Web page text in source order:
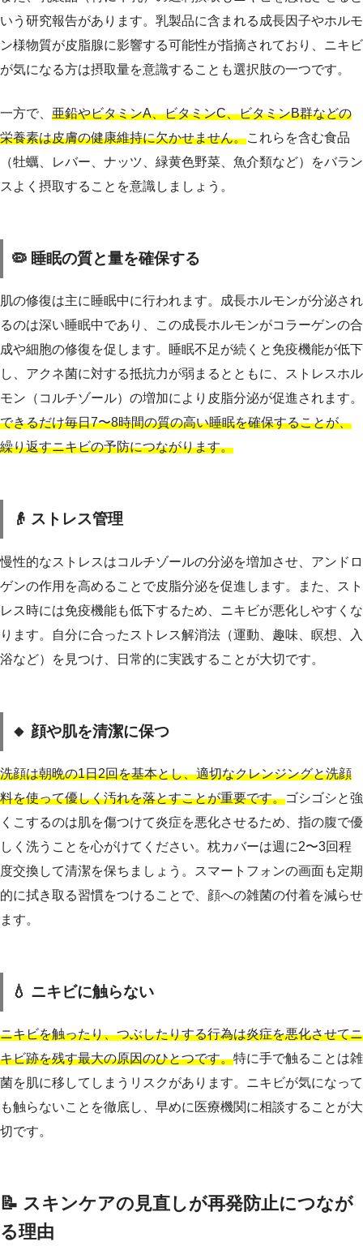
いう研究報告があります。乳製品に含まれる成長因子やホルモ
ン様物質が皮脂腺に影響する可能性が指摘されており、ニキビ
が気になる方は摂取量を意識することも選択肢の一つです。
一方で、 亜鉛やビタミンA、ビタミンC、ビタミンB群などの
栄養素は皮膚の健康維持に欠かせません。これらを含む食品
（牡蠣、レバー、ナッツ、緑黄色野菜、魚介類など）をバラン
スよく摂取することを意識しましょう。
🦠 睡眠の質と量を確保する
肌の修復は主に睡眠中に行われます。成長ホルモンが分泌され
るのは深い睡眠中であり、この成長ホルモンがコラーゲンの合
成や細胞の修復を促します。睡眠不足が続くと免疫機能が低下
し、アクネ菌に対する抵抗力が弱まるとともに、ストレスホル
モン（コルチゾール）の増加により皮脂分泌が促進されます。
できるだけ毎日7〜8時間の質の高い睡眠を確保することが、
繰り返すニキビの予防につながります。
👴 ストレス管理
慢性的なストレスはコルチゾールの分泌を増加させ、アンドロ
ゲンの作用を高めることで皮脂分泌を促進します。また、スト
レス時には免疫機能も低下するため、ニキビが悪化しやすくな
ります。自分に合ったストレス解消法（運動、趣味、瞑想、入
浴など）を見つけ、日常的に実践することが大切です。
🔸 顔や肌を清潔に保つ
洗顔は朝晩の1日2回を基本とし、適切なクレンジングと洗顔
料を使って優しく汚れを落とすことが重要です。ゴシゴシと強
くこするのは肌を傷つけて炎症を悪化させるため、指の腹で優
しく洗うことを心がけてください。枕カバーは週に2〜3回程
度交換して清潔を保ちましょう。スマートフォンの画面も定期
的に拭き取る習慣をつけることで、顔への雑菌の付着を減らせ
ます。
💧 ニキビに触らない
ニキビを触ったり、つぶしたりする行為は炎症を悪化させてニ
キビ跡を残す最大の原因のひとつです。特に手で触ることは雑
菌を肌に移してしまうリスクがあります。ニキビが気になって
も触らないことを徹底し、早めに医療機関に相談することが大
切です。
📝 スキンケアの見直しが再発防止につなが
る理由